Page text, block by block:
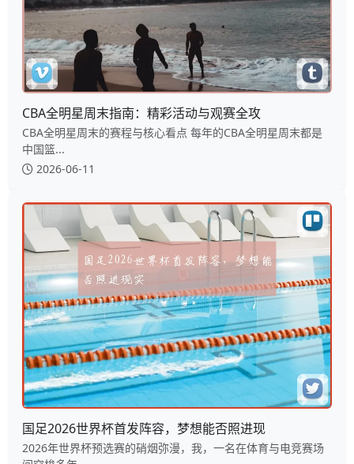
CBA全明星周末指南：精彩活动与观赛全攻
CBA全明星周末的赛程与核心看点 每年的CBA全明星周末都是
中国篮...
2026-06-11
国足2026世界杯首发阵容，梦想能否照进现
2026年世界杯预选赛的硝烟弥漫，我，一名在体育与电竞赛场